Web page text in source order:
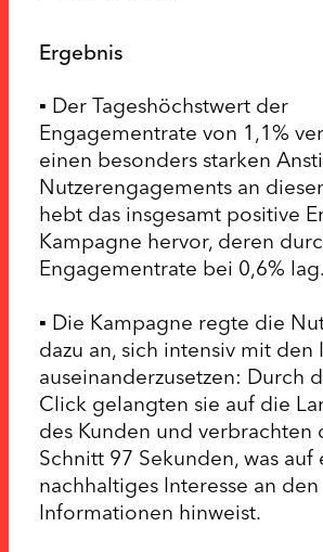
Ergebnis
▪ Der Tageshöchstwert der
Engagementrate von 1,1%
einen besonders starken
Nutzerengagements an
hebt das insgesamt positive
Kampagne hervor, deren
Engagementrate bei 0,6% lag.
▪ Die Kampagne regte die
dazu an, sich intensiv mit den
auseinanderzusetzen: Durch
Click gelangten sie auf die
des Kunden und verbrachten
Schnitt 97 Sekunden, was auf
nachhaltiges Interesse an den
Informationen hinweist.